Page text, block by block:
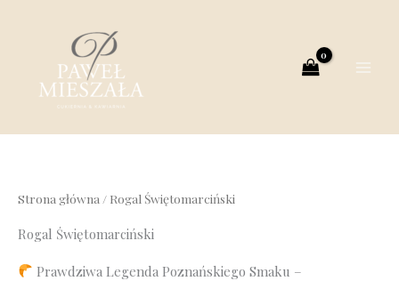
Strona główna / Rogal Świętomarciński
Rogal Świętomarciński
Prawdziwa Legenda Poznańskiego Smaku –